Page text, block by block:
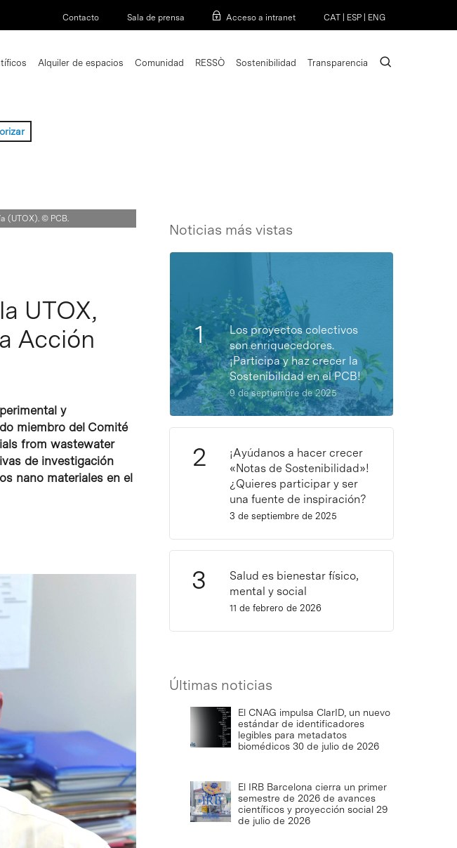
Contacto Sala de prensa Acceso a intranet CAT ESP ENG
Alquiler de espacios Comunidad RESSÒ Sostenibilidad Transparencia search
(UTOX). © PCB.
UTOX,
Acción
y
miembro del Comité
from wastewater
de investigación
nano materiales en el
Noticias más vistas
Los proyectos colectivos
son enriquecedores.
¡Participa y haz crecer la
Sostenibilidad en el PCB!
9 de septiembre de 2025
¡Ayúdanos a hacer crecer
«Notas de Sostenibilidad»!
¿Quieres participar y ser
una fuente de inspiración?
3 de septiembre de 2025
Salud es bienestar físico,
mental y social
11 de febrero de 2026
Últimas noticias
El CNAG impulsa ClarID, un nuevo
estándar de identificadores
legibles para metadatos
biomédicos 30 de julio de 2026
El IRB Barcelona cierra un primer
semestre de 2026 de avances
científicos y proyección social 29
de julio de 2026